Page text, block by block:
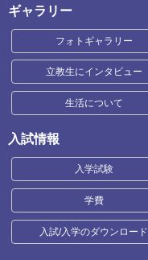
ギャラリー
フォトギャラリー
立教生にインタビュー
生活について
入試情報
入学試験
学費
入試/入学のダウンロード